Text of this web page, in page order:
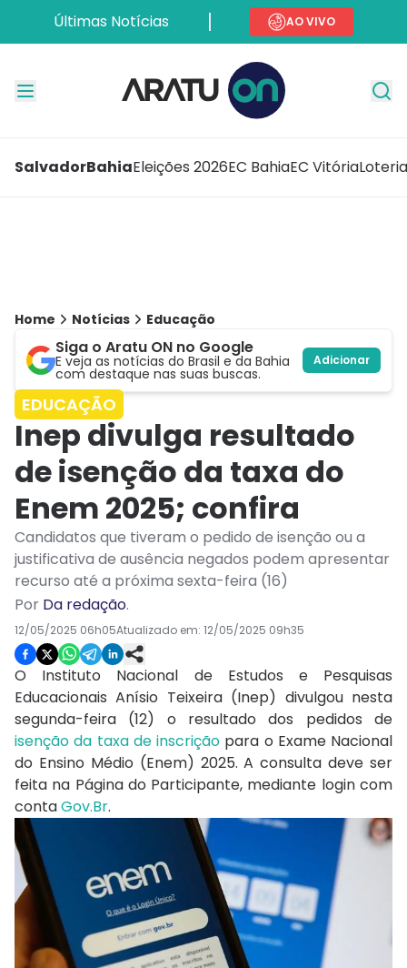
Últimas Notícias AO VIVO
SalvadorBahiaEleições 2026EC BahiaEC Vitória
Home Notícias Educação
Siga o Aratu ON no Google
E veja as notícias do Brasil e da Bahia
com destaque nas suas buscas.
Adicionar
EDUCAÇÃO
Inep divulga resultado
de isenção da taxa do
Enem 2025; confira
Candidatos que tiveram o pedido de isenção ou a
justificativa de ausência negados podem apresentar
recurso até a próxima sexta-feira (16)
Por Da redação.
12/05/2025 06h05Atualizado em: 12/05/2025 09h35
O Instituto Nacional de Estudos e Pesquisas
Educacionais Anísio Teixeira (Inep) divulgou nesta
segunda-feira (12) o resultado dos pedidos de
isenção da taxa de inscrição para o Exame Nacional
do Ensino Médio (Enem) 2025. A consulta deve ser
feita na Página do Participante, mediante login com
contaGov.Br.